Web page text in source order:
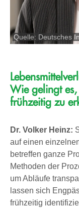
Quelle: Deutsches
Wie gelingt es,
frühzeitig zu
Dr. Volker Heinz:
auf einen
betreffen ganze
Methoden der
um Abläufe
lassen sich
frühzeitig